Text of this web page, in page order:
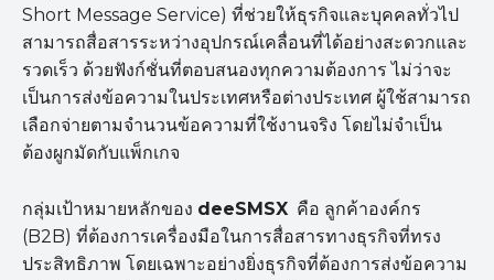
Short Message Service) ที่ช่วยให้ธุรกิจและบุคคลทั่วไป
สามารถสื่อสารระหว่างอุปกรณ์เคลื่อนที่ได้อย่างสะดวกและ
รวดเร็ว ด้วยฟังก์ชั่นที่ตอบสนองทุกความต้องการ ไม่ว่าจะ
เป็นการส่งข้อความในประเทศหรือต่างประเทศ ผู้ใช้สามารถ
เลือกจ่ายตามจำนวนข้อความที่ใช้งานจริง โดยไม่จำเป็น
ต้องผูกมัดกับแพ็กเกจ
กลุ่มเป้าหมายหลักของ deeSMSX คือ ลูกค้าองค์กร
(B2B) ที่ต้องการเครื่องมือในการสื่อสารทางธุรกิจที่ทรง
ประสิทธิภาพ โดยเฉพาะอย่างยิ่งธุรกิจที่ต้องการส่งข้อความ